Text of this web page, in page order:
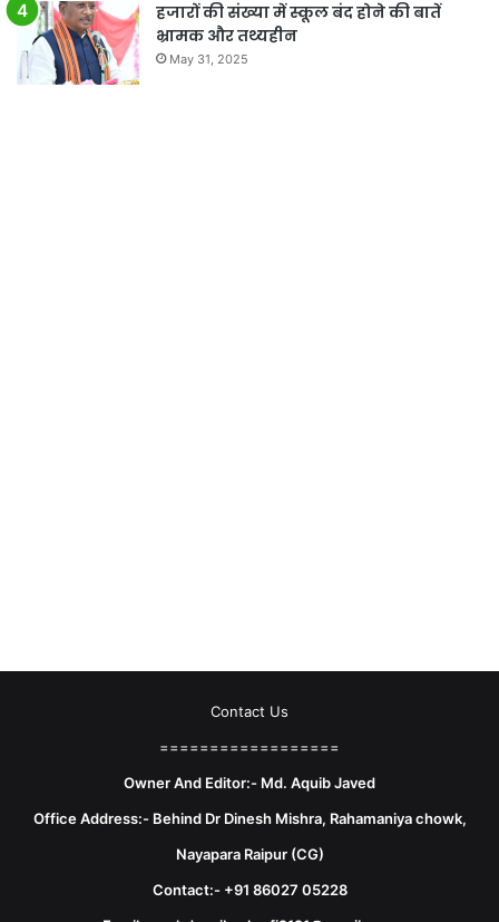
हजारों की संख्या में स्कूल बंद होने की बातें
भ्रामक और तथ्यहीन
May 31, 2025
Contact Us
==================
Owner And Editor:- Md. Aquib Javed
Office Address:- Behind Dr Dinesh Mishra, Rahamaniya chowk,
Nayapara Raipur (CG)
Contact:- +91 86027 05228